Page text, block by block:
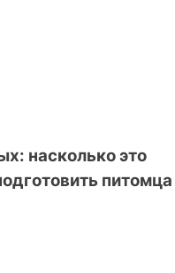
насколько это
питомца